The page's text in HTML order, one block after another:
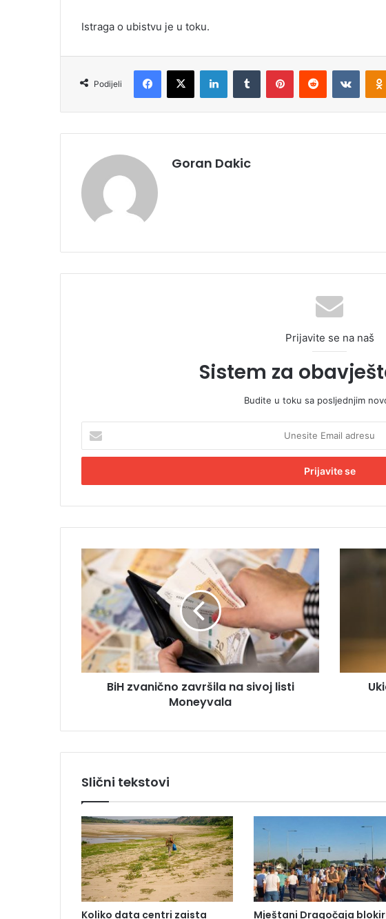
Istraga o ubistvu je u toku.
Podijeli
Goran Dakic
Prijavite se na naš
Sistem za
Budite u toku sa posljednjim
e
i
E
a
i
l
d
r
s
u
i
H
a
i
č
a
i
l
a
n
a
s
i
v
o
BiH zvanično završila na sivoj listi
Moneyvala
U
r
n
E
U
k
r
a
j
Slični tekstovi
Koliko data centri zaista Mještani Dragočaja